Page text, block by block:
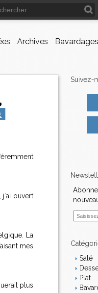
Archives Bavardages
j'ai ouvert
La
mes
plus
Suivez-
i
Salé
Plat